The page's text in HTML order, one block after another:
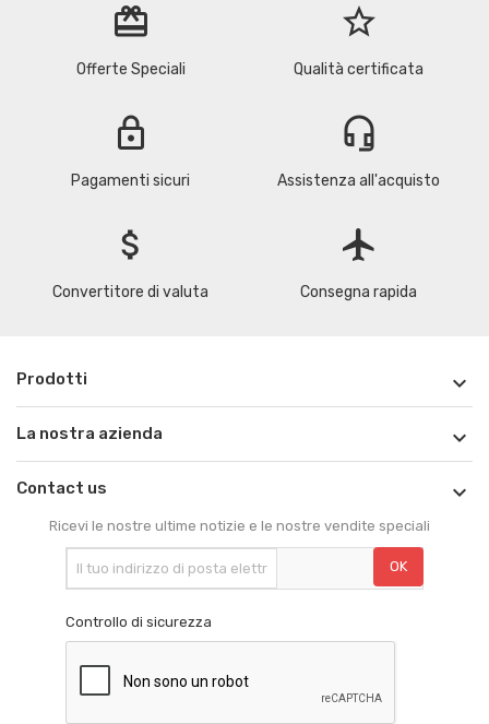
redeem
Offerte Speciali
star_border
Qualità certificata
lock
Pagamenti sicuri
headset_mic
Assistenza all'acquisto
attach_money
Convertitore di valuta
flight
Consegna rapida
Prodotti 
La nostra azienda 
Contact us 
Ricevi le nostre ultime notizie e le nostre vendite speciali
Controllo di sicurezza